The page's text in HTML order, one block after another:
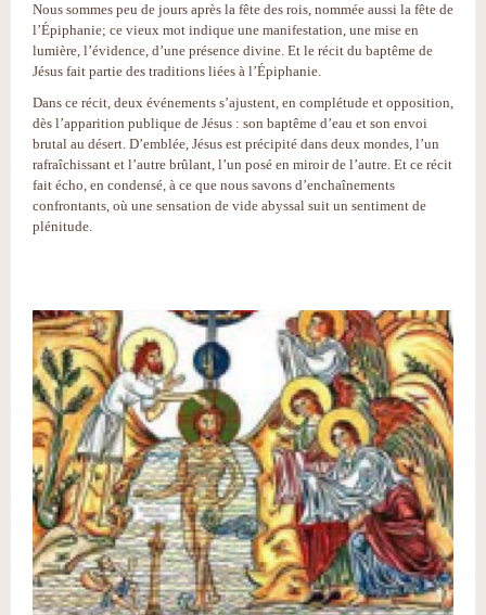
Nous sommes peu de jours après la fête des rois, nommée aussi la fête de
l’Épiphanie; ce vieux mot indique une manifestation, une mise en
lumière, l’évidence, d’une présence divine. Et le récit du baptême de
Jésus fait partie des traditions liées à l’Épiphanie.
Dans ce récit, deux événements s’ajustent, en complétude et opposition,
dès l’apparition publique de Jésus : son baptême d’eau et son envoi
brutal au désert. D’emblée, Jésus est précipité dans deux mondes, l’un
rafraîchissant et l’autre brûlant, l’un posé en miroir de l’autre. Et ce récit
fait écho, en condensé, à ce que nous savons d’enchaînements
confrontants, où une sensation de vide abyssal suit un sentiment de
plénitude.